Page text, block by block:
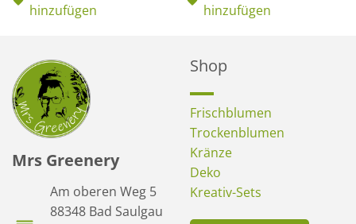
hinzufügen
hinzufügen
Mrs Greenery
Am oberen Weg 5
88348 Bad Saulgau
Shop
Frischblumen
Trockenblumen
Kränze
Deko
Kreativ-Sets